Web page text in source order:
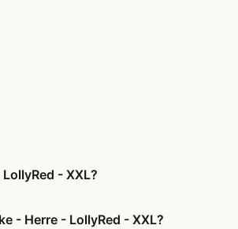
- XXL?
- Herre - LollyRed - XXL?